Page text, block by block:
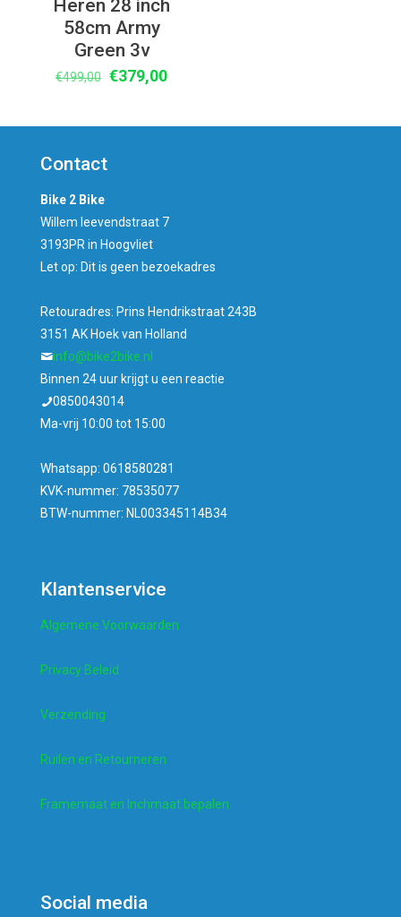
Heren 28 inch
58cm Army
Green 3v
€499,00 Oorspronkelijke
€379,00Huidige
Contact
Bike 2 Bike
Willem leevendstraat 7
3193PR in Hoogvliet
Let op: Dit is geen bezoekadres
Retouradres: Prins Hendrikstraat 243B
3151 AK Hoek van Holland
info@bike2bike.nl
Binnen 24 uur krijgt u een reactie
0850043014
Ma-vrij 10:00 tot 15:00
Whatsapp: 0618580281
KVK-nummer: 78535077
BTW-nummer: NL003345114B34
Klantenservice
Algemene Voorwaarden
Privacy Beleid
Verzending
Ruilen en Retourneren
Framemaat en Inchmaat bepalen
Social media